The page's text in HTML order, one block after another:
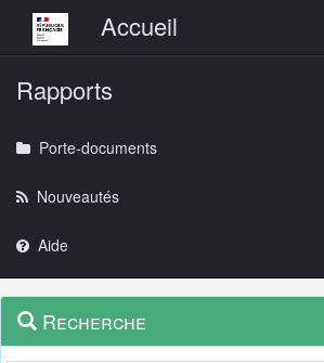
Menu principalAccueil
Rapports
Porte-documents
Nouveautés
Aide
Navigation
outils
Menu
contextuel
Recherche